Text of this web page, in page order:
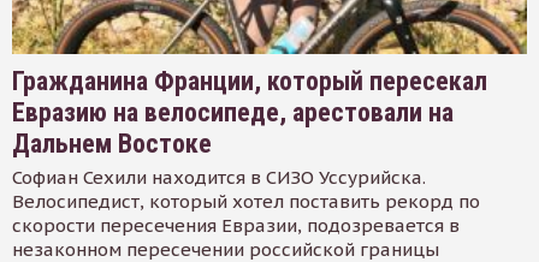
Гражданина Франции, который пересекал
Евразию на велосипеде, арестовали на
Дальнем Востоке
Софиан Сехили находится в СИЗО Уссурийска.
Велосипедист, который хотел поставить рекорд по
скорости пересечения Евразии, подозревается в
незаконном пересечении российской границы